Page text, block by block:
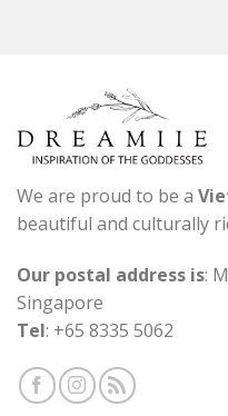
We are proud to be a
beautiful and culturally
Our postal address is:
Singapore
Tel: +65 8335 5062